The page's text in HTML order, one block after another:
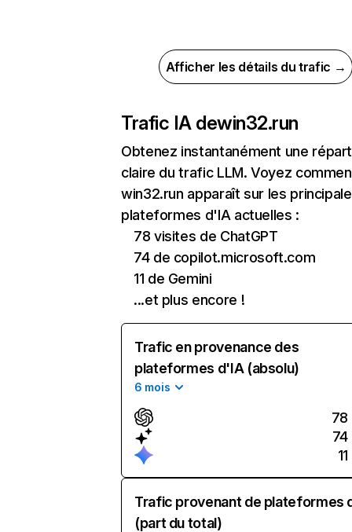
Afficher les détails du trafic →
Trafic IA dewin32.run
Obtenez instantanément une
claire du trafic LLM. Voyez
win32.run apparaît sur les
plateformes d'IA actuelles :
78 visites de ChatGPT
74 de copilot.microsoft.com
11 de Gemini
...et plus encore !
Trafic en provenance des
plateformes d'IA (absolu)
6 mois
78
74
11
Trafic provenant de plateformes
(part du total)